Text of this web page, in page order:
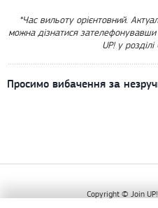
*Час вильоту орієнтовний.
можна дізнатися
UP! у
Просимо вибачення за
Copyright © Join UP!